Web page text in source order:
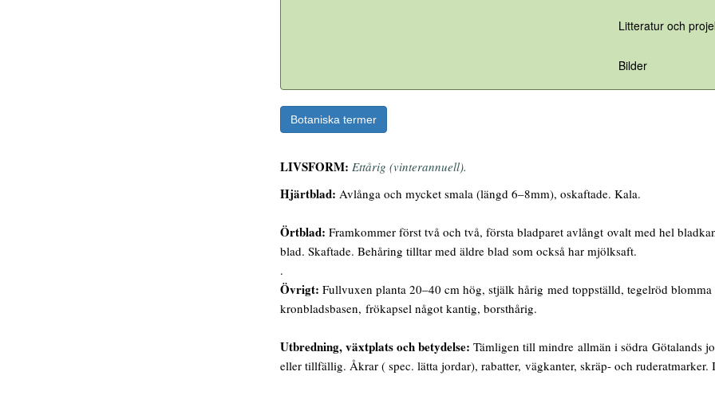
Litteratur och
Bilder
Botaniska termer
LIVSFORM: Ettårig (vinterannuell).
Hjärtblad: Avlånga och mycket smala (längd 6–8mm), oskaftade. Kala.
Örtblad: Framkommer först två och två, första bladparet avlångt ovalt med hel
blad. Skaftade. Behåring tilltar med äldre blad som också har mjölksaft.
.
Övrigt: Fullvuxen planta 20–40 cm hög, stjälk hårig med toppställd, tegelröd
kronbladsbasen, frökapsel något kantig, borsthårig.
Utbredning, växtplats och betydelse: Tämligen till mindre allmän i södra Götalands
eller tillfällig. Åkrar ( spec. lätta jordar), rabatter, vägkanter, skräp- och ruderatmarker.